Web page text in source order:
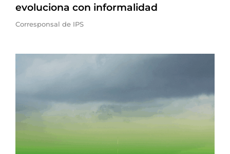
evoluciona con informalidad
Corresponsal de IPS